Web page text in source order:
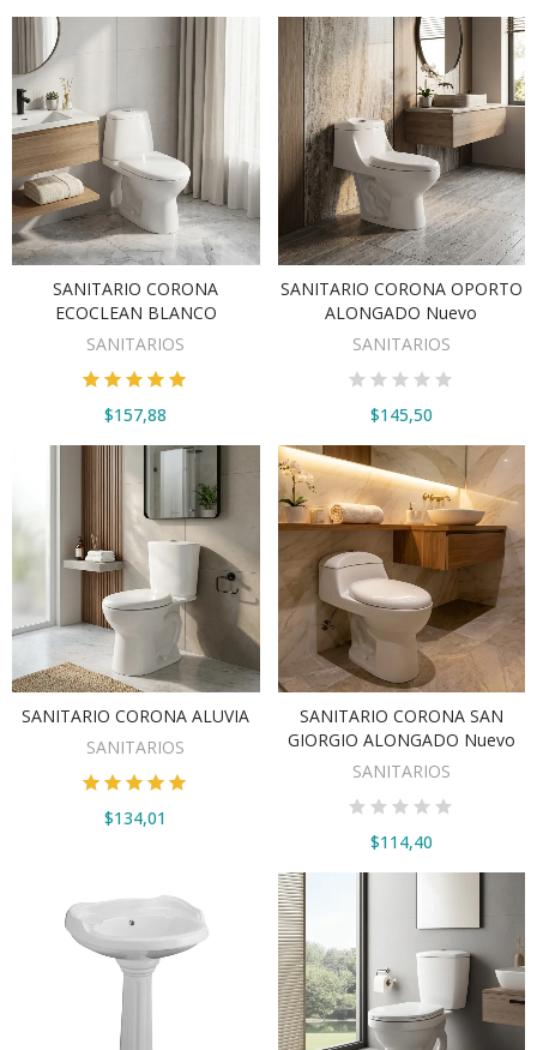
VER OPCIONES
SANITARIO CORONA
ECOCLEAN BLANCO
SANITARIOS
$157,88
AÑADIR AL CARRITO
SANITARIO CORONA OPORTO
ALONGADO Nuevo
SANITARIOS
$145,50
VER OPCIONES
SANITARIO CORONA ALUVIA
SANITARIOS
$134,01
AÑADIR AL CARRITO
SANITARIO CORONA SAN
GIORGIO ALONGADO Nuevo
SANITARIOS
$114,40